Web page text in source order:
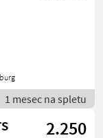
1 mesec na spletu
2.250